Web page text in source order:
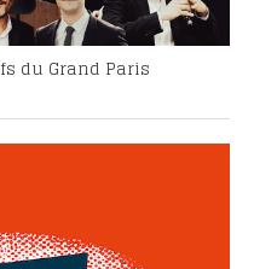
du Grand Paris